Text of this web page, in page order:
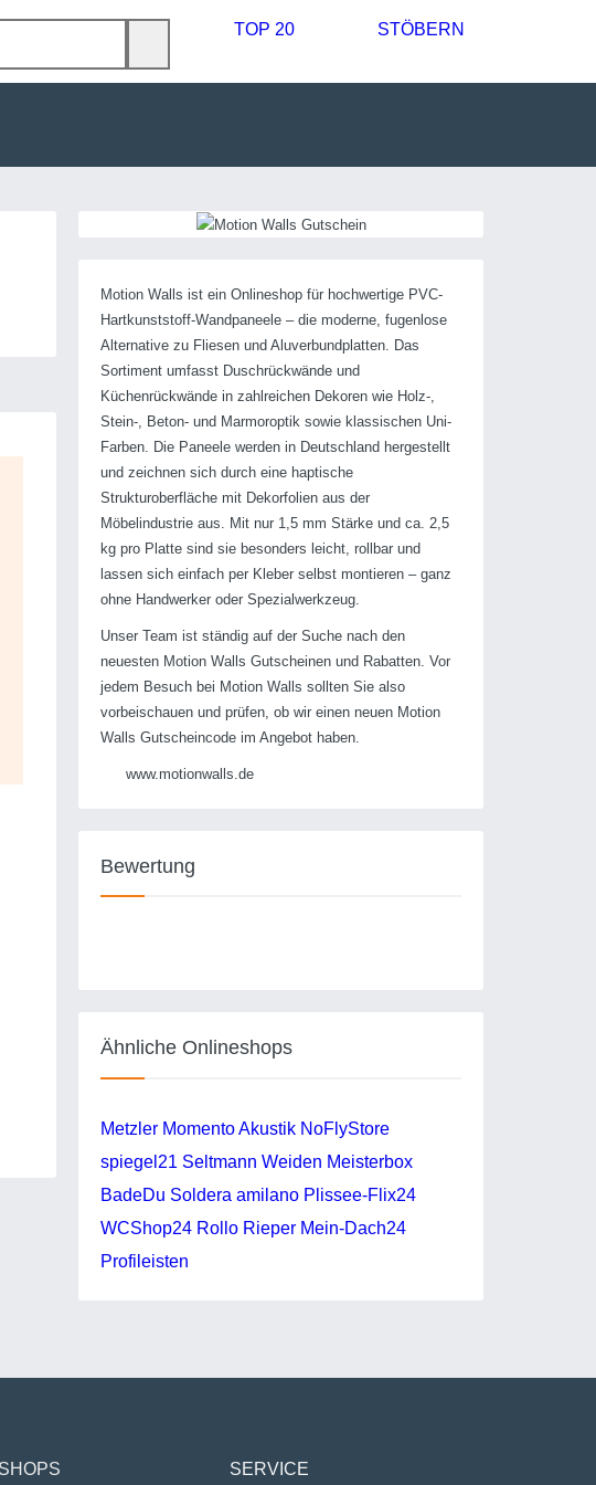
Motion Walls ist ein Onlineshop für hochwertige PVC-
Hartkunststoff-Wandpaneele – die moderne, fugenlose
Alternative zu Fliesen und Aluverbundplatten. Das
Sortiment umfasst Duschrückwände und
Küchenrückwände in zahlreichen Dekoren wie Holz-,
Stein-, Beton- und Marmoroptik sowie klassischen Uni-
Farben. Die Paneele werden in Deutschland hergestellt
und zeichnen sich durch eine haptische
Strukturoberfläche mit Dekorfolien aus der
Möbelindustrie aus. Mit nur 1,5 mm Stärke und ca. 2,5
kg pro Platte sind sie besonders leicht, rollbar und
lassen sich einfach per Kleber selbst montieren – ganz
ohne Handwerker oder Spezialwerkzeug.
Unser Team ist ständig auf der Suche nach den
neuesten Motion Walls Gutscheinen und Rabatten. Vor
jedem Besuch bei Motion Walls sollten Sie also
vorbeischauen und prüfen, ob wir einen neuen Motion
Walls Gutscheincode im Angebot haben.
www.motionwalls.de
Bewertung
Ähnliche Onlineshops
Metzler Momento Akustik NoFlyStore
spiegel21
BadeDu Soldera amilano
Plissee-Flix24